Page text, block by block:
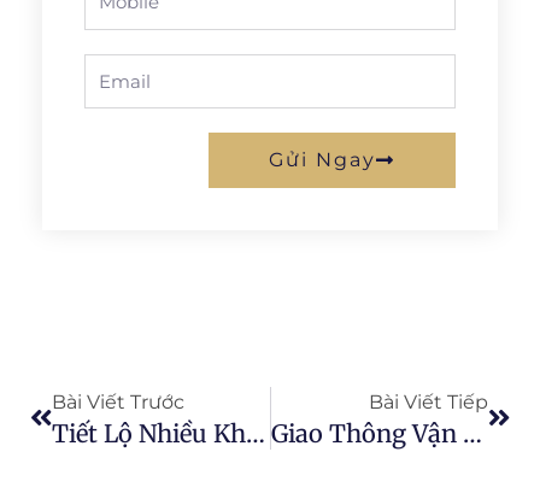
Gửi Ngay
Bài Viết Trước
Tiết Lộ Nhiều Khả Năng Của Bao Bì Cây Trồng
Bài Viết Tiếp
Giao Thông Vận Tải Là Một Yếu Tố Quan Trọng Cho Sự Thành Công Của Nông Dân